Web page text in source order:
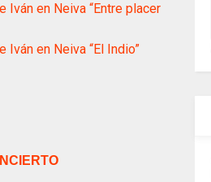
Iván en Neiva “Entre placer
en Neiva “El Indio”